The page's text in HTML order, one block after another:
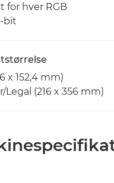
for hver RGB
bit
x 152,4 mm)
Legal (216 x 356 mm)